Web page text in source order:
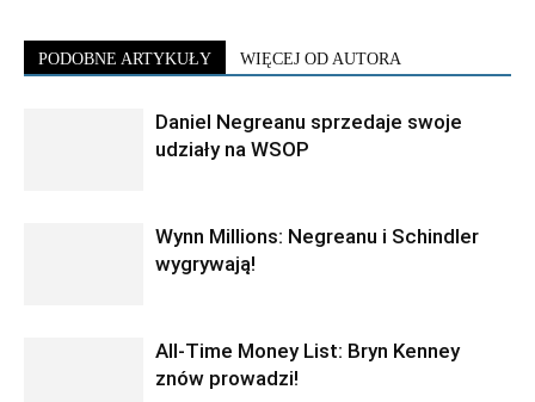
PODOBNE ARTYKUŁY WIĘCEJ OD AUTORA
Daniel Negreanu sprzedaje swoje
udziały na WSOP
Wynn Millions: Negreanu i Schindler
wygrywają!
All-Time Money List: Bryn Kenney
znów prowadzi!